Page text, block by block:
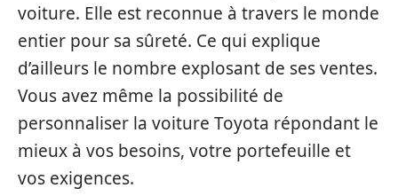
voiture. Elle est reconnue à travers le monde
entier pour sa sûreté. Ce qui explique
d’ailleurs le nombre explosant de ses ventes.
Vous avez même la possibilité de
personnaliser la voiture Toyota répondant le
mieux à vos besoins, votre portefeuille et
vos exigences.